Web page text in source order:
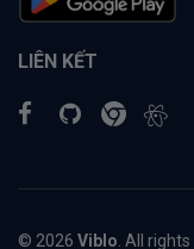
LIÊN KẾT
© 2026 Viblo . All